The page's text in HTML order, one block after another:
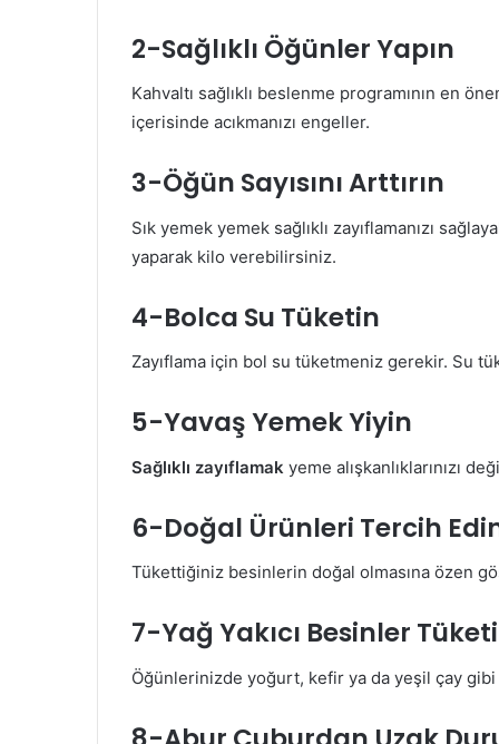
2-Sağlıklı Öğünler Yapın
Kahvaltı sağlıklı beslenme programının en
içerisinde acıkmanızı engeller.
3-Öğün Sayısını Arttırın
Sık yemek yemek sağlıklı zayıflamanızı
yaparak kilo verebilirsiniz.
4-Bolca Su Tüketin
Zayıflama için bol su tüketmeniz gerekir. Su
5-Yavaş Yemek Yiyin
Sağlıklı zayıflamak yeme alışkanlıklarınızı
6-Doğal Ürünleri Tercih
Tükettiğiniz besinlerin doğal olmasına özen
7-Yağ Yakıcı Besinler
Öğünlerinizde yoğurt, kefir ya da yeşil çay